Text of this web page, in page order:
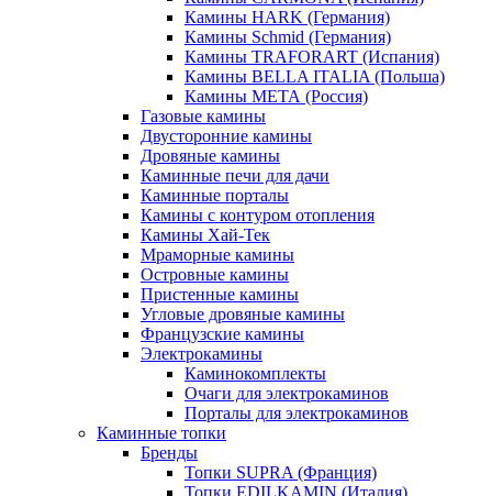
Камины HARK (Германия)
Камины Schmid (Германия)
Камины TRAFORART (Испания)
Камины BELLA ITALIA (Польша)
Камины МЕТА (Россия)
Газовые камины
Двусторонние камины
Дровяные камины
Каминные печи для дачи
Каминные порталы
Камины с контуром отопления
Камины Хай-Тек
Мраморные камины
Островные камины
Пристенные камины
Угловые дровяные камины
Французские камины
Электрокамины
Каминокомплекты
Очаги для электрокаминов
Порталы для электрокаминов
Каминные топки
Бренды
Топки SUPRA (Франция)
Топки EDILKAMIN (Италия)